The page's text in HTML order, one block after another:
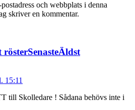
och webbplats i denna
skriver en kommentar.
rösterSenasteÄldst
15:11
till Skolledare ! Sådana behövs inte i